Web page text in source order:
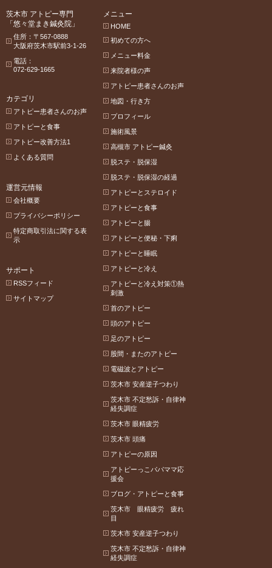
茨木市 アトピー専門
「悠々堂まき鍼灸院」
住所：〒567-0888
大阪府茨木市駅前3-1-26
電話：
072-629-1665
メニュー
HOME
初めての方へ
メニュー料金
来院者様の声
アトピー患者さんのお声
地図・行き方
プロフィール
施術風景
高槻市 アトピー鍼灸
脱ステ・脱保湿
脱ステ・脱保湿の経過
アトピーとステロイド
アトピーと食事
アトピーと腸
アトピーと便秘・下痢
アトピーと睡眠
アトピーと冷え
アトピーと冷え対策①熱
刺激
首のアトピー
頭のアトピー
足のアトピー
股間・またのアトピー
電磁波とアトピー
茨木市 安産逆子つわり
茨木市 不定愁訴・自律神
経失調症
茨木市 眼精疲労
茨木市 頭痛
アトピーの原因
アトピーっこパパママ応
援会
ブログ・アトピーと食事
茨木市 眼精疲労 疲れ
目
茨木市 安産逆子つわり
茨木市 不定愁訴・自律神
経失調症
カテゴリ
アトピー患者さんのお声
アトピーと食事
アトピー改善方法1
よくある質問
運営元情報
会社概要
プライバシーポリシー
特定商取引法に関する表
示
サポート
RSSフィード
サイトマップ